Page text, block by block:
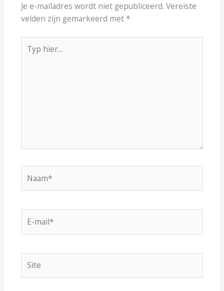
Je e-mailadres wordt niet gepubliceerd. Vereiste
velden zijn gemarkeerd met*
hier...
mail*